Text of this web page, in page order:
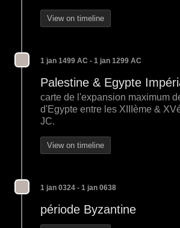
View on timeline
1 jan 1499 AC - 1 jan 1299 AC
Palestine & Egypte
carte de l'expansion maximum
d'Egypte entre les XIIIème &
JC.
View on timeline
1 jan 0324 - 1 jan 0638
période Byzantine